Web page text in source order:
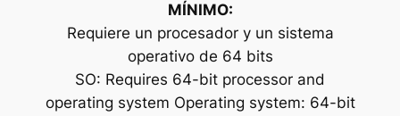
MÍNIMO:
Requiere un procesador y un sistema
operativo de 64 bits
SO: Requires 64-bit processor and
operating system Operating system: 64-bit